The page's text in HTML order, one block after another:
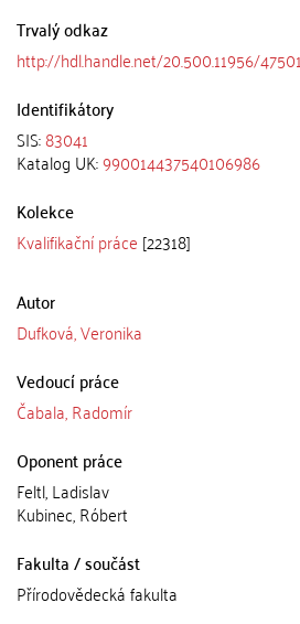
Trvalý odkaz
http://hdl.handle.net/20.500.11956/47501
Identifikátory
SIS:83041
Katalog UK:990014437540106986
Kolekce
Kvalifikační práce [22318]
Autor
Dufková, Veronika
Vedoucí práce
Čabala, Radomír
Oponent práce
Feltl, Ladislav
Kubinec, Róbert
Fakulta / součást
Přírodovědecká fakulta